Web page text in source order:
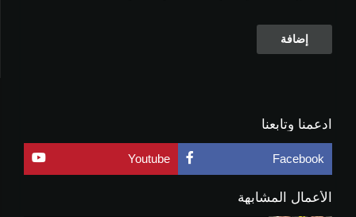
ادعمنا وتابعنا
Facebook
Youtube
الأعمال المشابهة